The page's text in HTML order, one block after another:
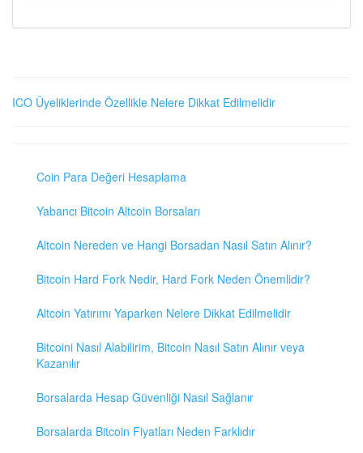
ICO Üyeliklerinde Özellikle Nelere Dikkat Edilmelidir
Coin Para Değeri Hesaplama
Yabancı Bitcoin Altcoin Borsaları
Altcoin Nereden ve Hangi Borsadan Nasıl Satın Alınır?
Bitcoin Hard Fork Nedir, Hard Fork Neden Önemlidir?
Altcoin Yatırımı Yaparken Nelere Dikkat Edilmelidir
Bitcoini Nasıl Alabilirim, Bitcoin Nasıl Satın Alınır veya
Kazanılır
Borsalarda Hesap Güvenliği Nasıl Sağlanır
Borsalarda Bitcoin Fiyatları Neden Farklıdır